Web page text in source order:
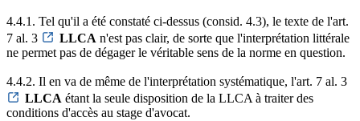
4.4.1. Tel qu'il a été constaté ci-dessus (consid. 4.3), le texte de l'art.
7 al. 3
LLCA n'est pas clair, de sorte que l'interprétation littérale
ne permet pas de dégager le véritable sens de la norme en question.
4.4.2. Il en va de même de l'interprétation systématique, l'art. 7 al. 3
LLCA étant la seule disposition de la LLCA à traiter des
conditions d'accès au stage d'avocat.